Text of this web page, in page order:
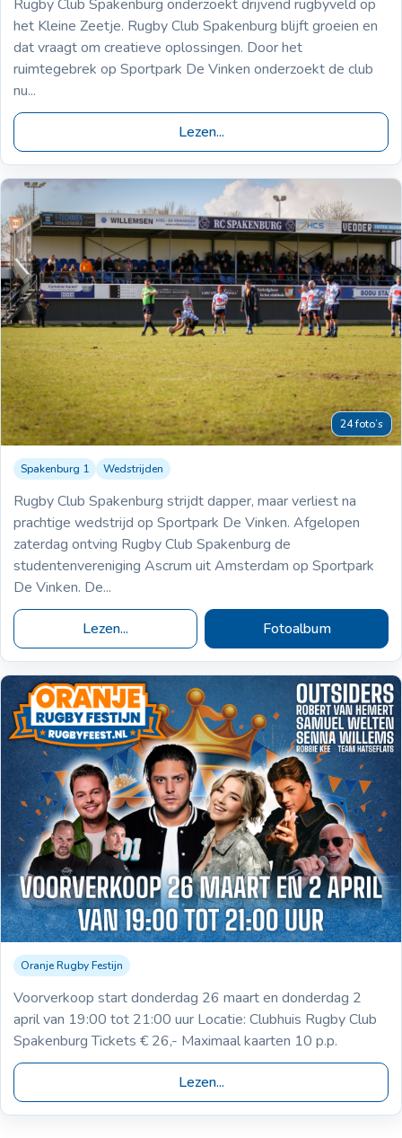
Rugby Club Spakenburg onderzoekt drijvend rugbyveld op
het Kleine Zeetje. Rugby Club Spakenburg blijft groeien en
dat vraagt om creatieve oplossingen. Door het
ruimtegebrek op Sportpark De Vinken onderzoekt de club
nu...
Lezen...
28-03-2026
Spakenburg 1 Ascrum 1
3-15
24 foto’s
Spakenburg 1 Wedstrijden
Rugby Club Spakenburg strijdt dapper, maar verliest na
prachtige wedstrijd op Sportpark De Vinken. Afgelopen
zaterdag ontving Rugby Club Spakenburg de
studentenvereniging Ascrum uit Amsterdam op Sportpark
De Vinken. De...
Lezen... Fotoalbum
Voorverkoop Oranje Rugby Festijn
Oranje Rugby Festijn
Voorverkoop start donderdag 26 maart en donderdag 2
april van 19:00 tot 21:00 uur Locatie: Clubhuis Rugby Club
Spakenburg Tickets € 26,- Maximaal kaarten 10 p.p.
Lezen...